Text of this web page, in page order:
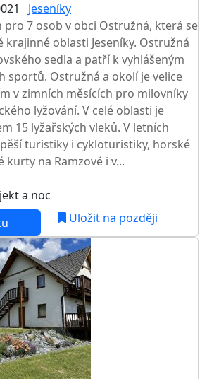
Jeseníky
7 osob v obci Ostružná, která se
krajinné oblasti Jeseníky. Ostružná
sedla a patří k vyhlášeným
sportů. Ostružná a okolí je velice
v zimních měsících pro milovníky
lyžování. V celé oblasti je
15 lyžařských vleků. V letních
turistiky i cykloturistiky, horské
na Ramzové i v...
a noc
Uložit na později